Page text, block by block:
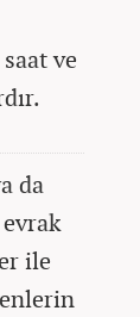
ve
da
ile